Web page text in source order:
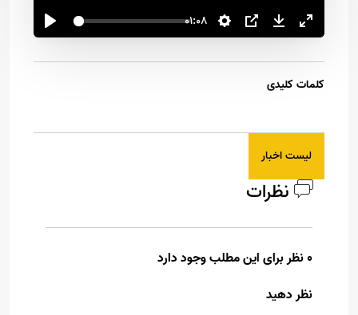
01:08
کلمات کلیدی
لیست اخبار
نظرات
0 نظر برای این مطلب وجود دارد
نظر دهید